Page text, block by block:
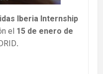
Iberia Internship
el 15 de enero de
.